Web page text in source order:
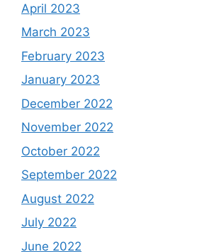
April 2023
March 2023
February 2023
January 2023
December 2022
November 2022
October 2022
September 2022
August 2022
July 2022
June 2022